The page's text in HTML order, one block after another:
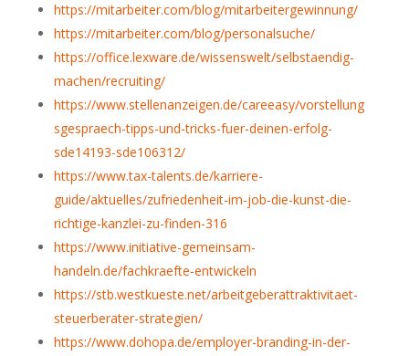
https://mitarbeiter.com/blog/mitarbeitergewinnung/
https://mitarbeiter.com/blog/personalsuche/
https://office.lexware.de/wissenswelt/selbstaendig-
machen/recruiting/
https://www.stellenanzeigen.de/careeasy/vorstellung
sgespraech-tipps-und-tricks-fuer-deinen-erfolg-
sde14193-sde106312/
https://www.tax-talents.de/karriere-
guide/aktuelles/zufriedenheit-im-job-die-kunst-die-
richtige-kanzlei-zu-finden-316
https://www.initiative-gemeinsam-
handeln.de/fachkraefte-entwickeln
https://stb.westkueste.net/arbeitgeberattraktivitaet-
steuerberater-strategien/
https://www.dohopa.de/employer-branding-in-der-